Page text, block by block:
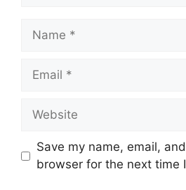
Name
Email
Website
Save my name, email,
browser for the next time